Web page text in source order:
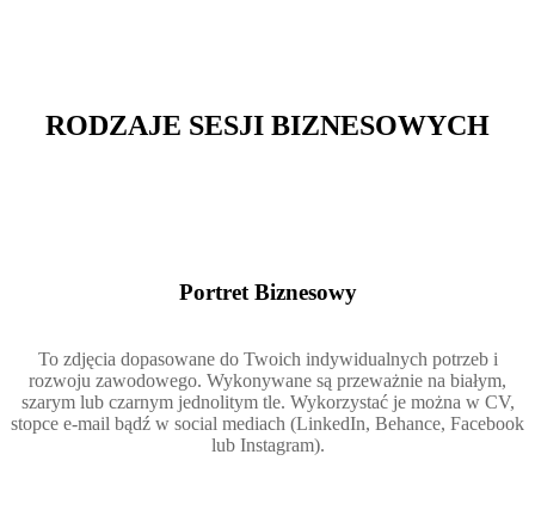
RODZAJE SESJI BIZNESOWYCH
Portret Biznesowy
To zdjęcia dopasowane do Twoich indywidualnych potrzeb i
rozwoju zawodowego. Wykonywane są przeważnie na białym,
szarym lub czarnym jednolitym tle. Wykorzystać je można w CV,
stopce e-mail bądź w social mediach (LinkedIn, Behance, Facebook
lub Instagram).